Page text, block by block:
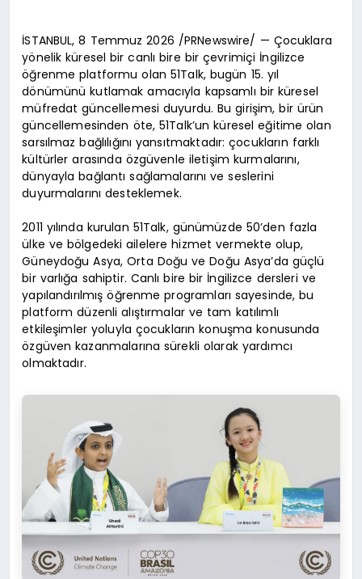
İSTANBUL, 8 Temmuz 2026 /PRNewswire/ — Çocuklara
yönelik küresel bir canlı bire bir çevrimiçi İngilizce
öğrenme platformu olan 51Talk, bugün 15. yıl
dönümünü kutlamak amacıyla kapsamlı bir küresel
müfredat güncellemesi duyurdu. Bu girişim, bir ürün
güncellemesinden öte, 51Talk’un küresel eğitime olan
sarsılmaz bağlılığını yansıtmaktadır: çocukların farklı
kültürler arasında özgüvenle iletişim kurmalarını,
dünyayla bağlantı sağlamalarını ve seslerini
duyurmalarını desteklemek.
2011 yılında kurulan 51Talk, günümüzde 50’den fazla
ülke ve bölgedeki ailelere hizmet vermekte olup,
Güneydoğu Asya, Orta Doğu ve Doğu Asya’da güçlü
bir varlığa sahiptir. Canlı bire bir İngilizce dersleri ve
yapılandırılmış öğrenme programları sayesinde, bu
platform düzenli alıştırmalar ve tam katılımlı
etkileşimler yoluyla çocukların konuşma konusunda
özgüven kazanmalarına sürekli olarak yardımcı
olmaktadır.